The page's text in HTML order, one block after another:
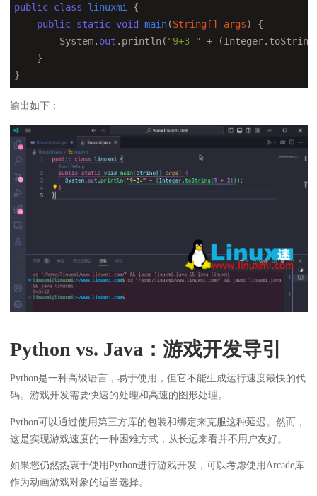
public class linuxmi
{
public static void main(String[] args) {
        System.
out .println( "9+3="
+
    }
}
输出如下：
Python vs. Java：游戏开发导引
Python是一种高级语言，易于使用，但它不能生成运行速度最快的代
码。游戏开发需要快速的处理和高速的图形处理。
Python可以通过使用第三方库的包装和绑定来克服这种延迟。然而，
这是实现游戏速度的一种困难方式，从长远来看并不用户友好。
如果您仍然热衷于使用Python进行游戏开发，可以考虑使用Arcade库
作为动画游戏对象的适当选择。